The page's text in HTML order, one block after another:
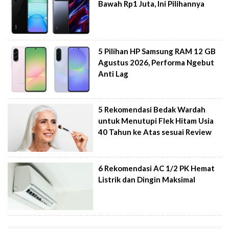
Bawah Rp1 Juta, Ini Pilihannya
5 Pilihan HP Samsung RAM 12 GB
Agustus 2026, Performa Ngebut
Anti Lag
5 Rekomendasi Bedak Wardah
untuk Menutupi Flek Hitam Usia
40 Tahun ke Atas sesuai Review
6 Rekomendasi AC 1/2 PK Hemat
Listrik dan Dingin Maksimal